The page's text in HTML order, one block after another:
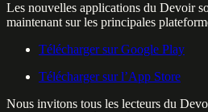
Les nouvelles applications du Devoir
maintenant sur les principales
Télécharger sur Google Play
Télécharger sur l’App Store
Nous invitons tous les lecteurs du